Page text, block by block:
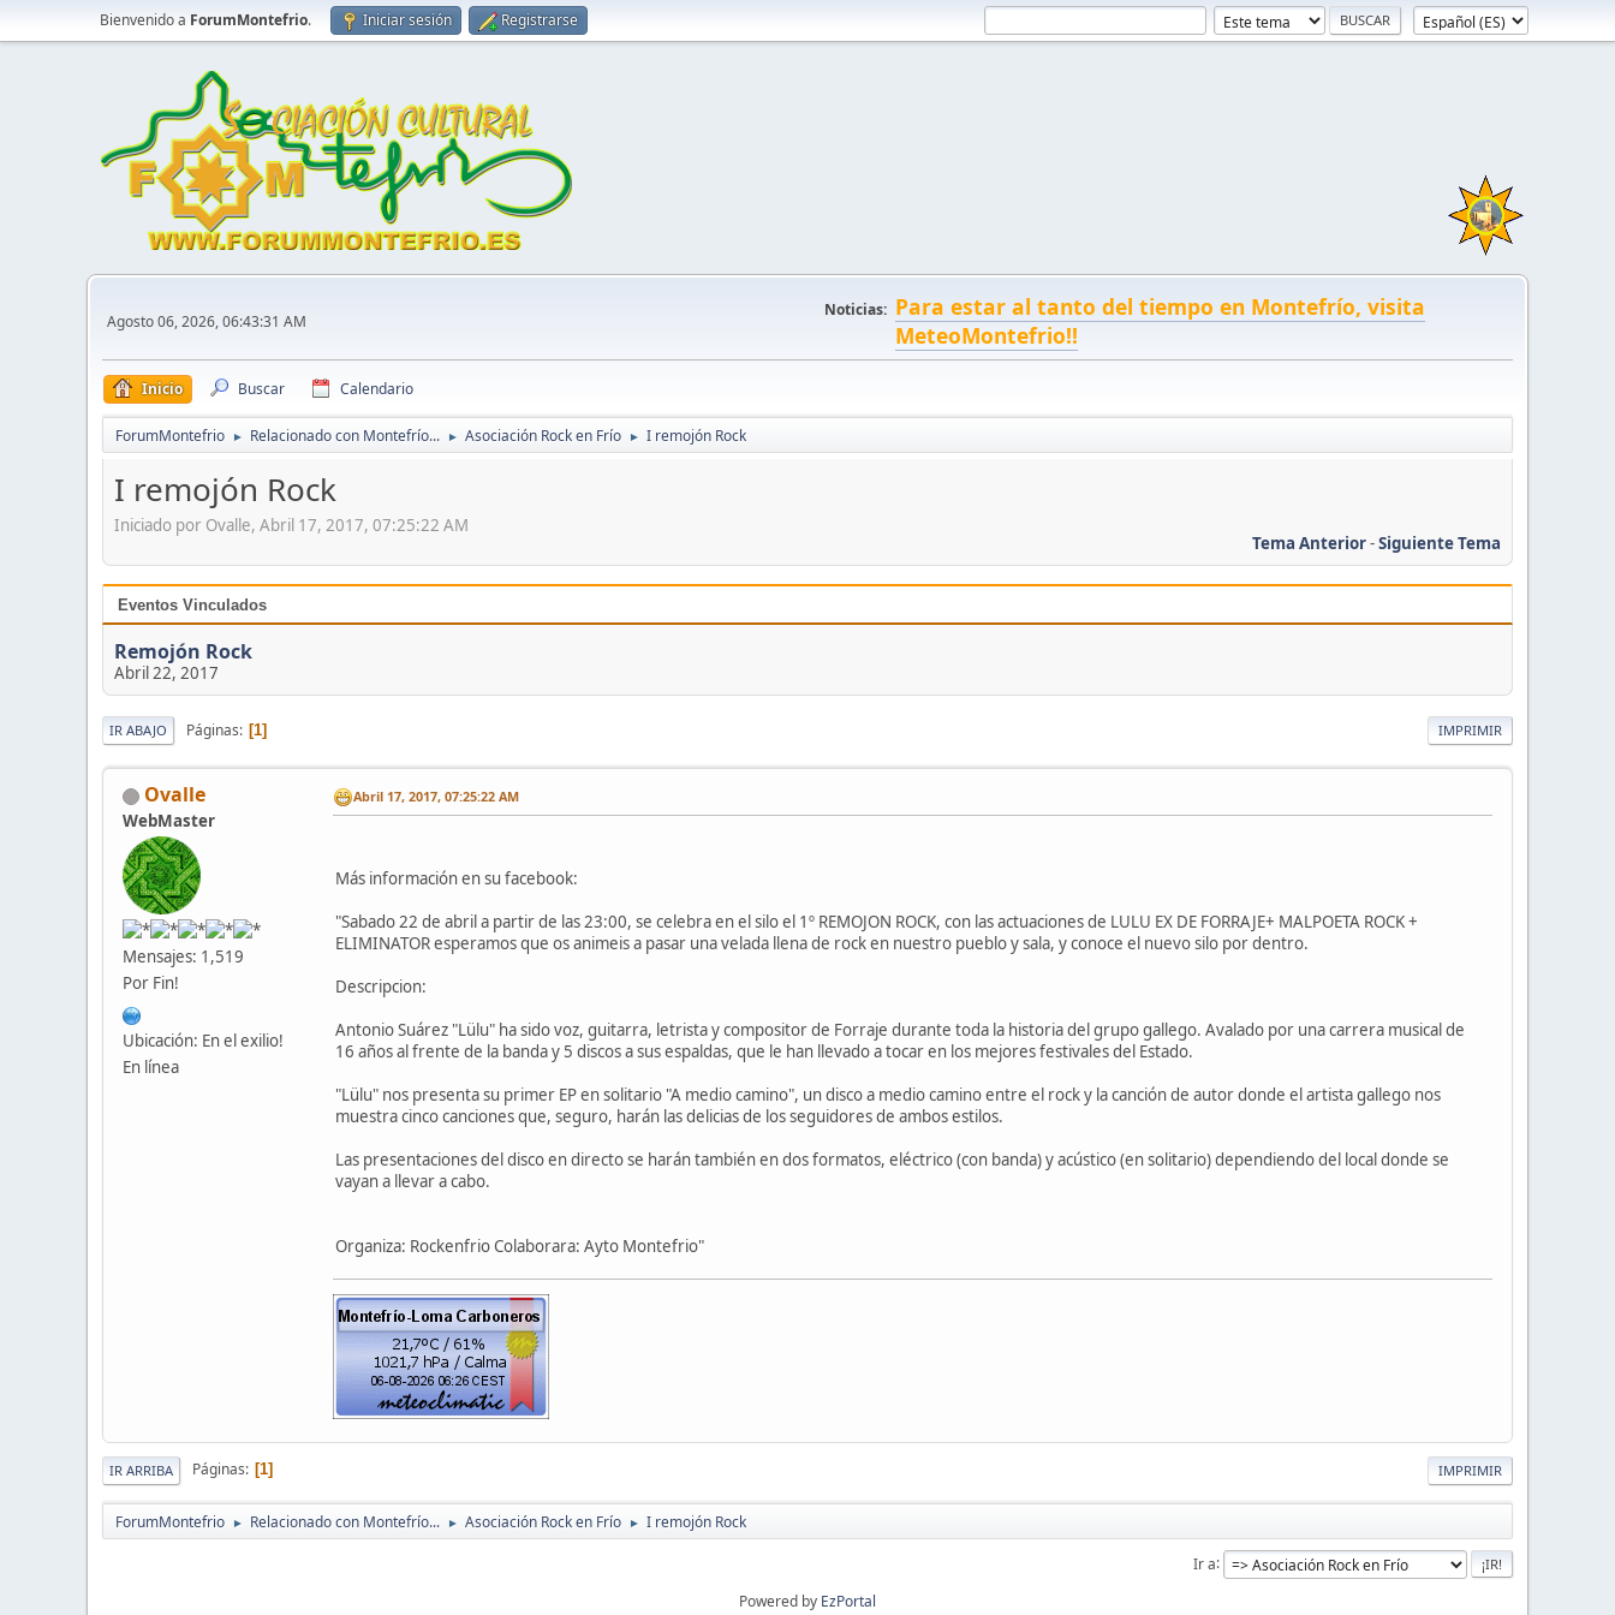
Bienvenido a ForumMontefrio. Iniciar sesión Registrarse
Agosto 06, 2026, 06:43:31 AM
Noticias: Para estar al tanto del tiempo en Montefrío, visita
MeteoMontefrio!!
Inicio Buscar Calendario
ForumMontefrio ► Relacionado con Montefrío... ► Asociación Rock en Frío ► I remojón Rock
I remojón Rock
Iniciado por Ovalle, Abril 17, 2017, 07:25:22 AM
Tema Anterior-Siguiente Tema
Eventos Vinculados
Remojón Rock
Abril 22, 2017
IMPRIMIR
IR ABAJO Páginas 1
Ovalle
WebMaster
Mensajes: 1,519
Por Fin!
Ubicación: En el exilio!
En línea
Abril 17, 2017, 07:25:22 AM
Más información en su facebook:
"Sabado 22 de abril a partir de las 23:00, se celebra en el silo el 1º REMOJON ROCK, con las actuaciones de LULU EX DE FORRAJE+ MALPOETA ROCK +
ELIMINATOR esperamos que os animeis a pasar una velada llena de rock en nuestro pueblo y sala, y conoce el nuevo silo por dentro.
Descripcion:
Antonio Suárez "Lülu" ha sido voz, guitarra, letrista y compositor de Forraje durante toda la historia del grupo gallego. Avalado por una carrera musical de
16 años al frente de la banda y 5 discos a sus espaldas, que le han llevado a tocar en los mejores festivales del Estado.
"Lülu" nos presenta su primer EP en solitario "A medio camino", un disco a medio camino entre el rock y la canción de autor donde el artista gallego nos
muestra cinco canciones que, seguro, harán las delicias de los seguidores de ambos estilos.
Las presentaciones del disco en directo se harán también en dos formatos, eléctrico (con banda) y acústico (en solitario) dependiendo del local donde se
vayan a llevar a cabo.
Organiza: Rockenfrio Colaborara: Ayto Montefrio"
IMPRIMIR
IR ARRIBA Páginas 1
ForumMontefrio ► Relacionado con Montefrío... ► Asociación Rock en Frío ► I remojón Rock
Ir a
Powered by EzPortal